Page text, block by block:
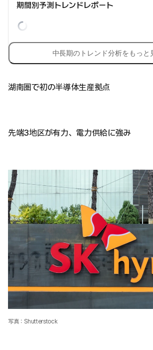
期間別予測トレンドレポート
中長期のトレンド分析をもっと
湖南圏で初の半導体生産拠点
先端3地区が有力、電力供給に強み
写真：Shutterstock